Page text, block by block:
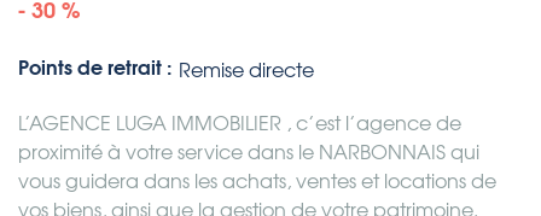
- 30 %
Points de retrait : Remise directe
L’AGENCE LUGA IMMOBILIER , c’est l’agence de
proximité à votre service dans le NARBONNAIS qui
vous guidera dans les achats, ventes et locations de
vos biens, ainsi que la gestion de votre patrimoine.